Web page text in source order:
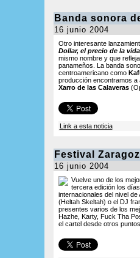
Banda sonora
16 junio 2004
Otro interesante
Dollar, el precio de la
mismo nombre y que
panameños. La banda
centroamericano como
producción encontramos
Xarro de las Calaveras
Link a esta noticia
Festival
16 junio 2004
Vuelve uno de los
tercera edición los
internacionales del nivel
(Heltah Skeltah) o el DJ
presentes varios de los
Hazhe, Karty, Fuck Tha
el cartel desde otros